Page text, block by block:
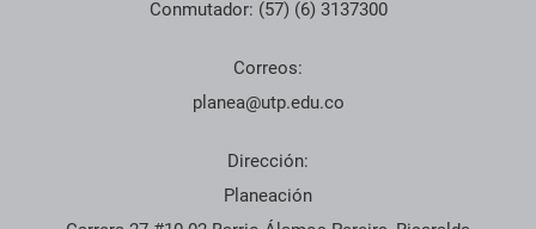
Conmutador: (57) (6) 3137300
Correos:
planea@utp.edu.co
Dirección:
Planeación